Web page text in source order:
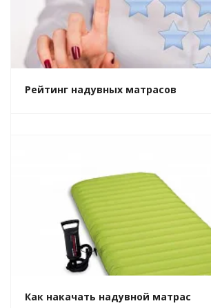
Рейтинг надувных матрасов
Как накачать надувной матрас